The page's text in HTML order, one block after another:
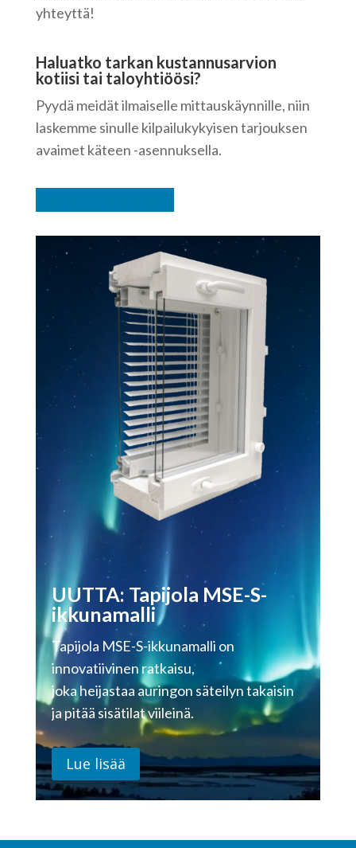
yhteyttä!
Haluatko tarkan kustannusarvion
kotiisi tai taloyhtiöösi?
Pyydä meidät ilmaiselle mittauskäynnille, niin
laskemme sinulle kilpailukykyisen tarjouksen
avaimet käteen -asennuksella.
UUTTA: Tapijola MSE-S-
ikkunamalli
Tapijola MSE-S-ikkunamalli on
innovatiivinen ratkaisu,
joka heijastaa auringon säteilyn takaisin
ja pitää sisätilat viileinä.
Lue lisää
Videotoistin